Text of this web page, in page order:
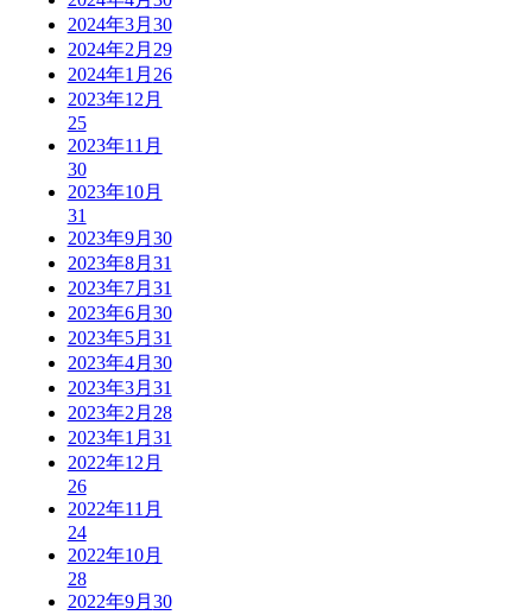
2024年3月 30
2024年2月 29
2024年1月 26
2023年12月
25
2023年11月
30
2023年10月
31
2023年9月 30
2023年8月 31
2023年7月 31
2023年6月 30
2023年5月 31
2023年4月 30
2023年3月 31
2023年2月 28
2023年1月 31
2022年12月
26
2022年11月
24
2022年10月
28
2022年9月 30